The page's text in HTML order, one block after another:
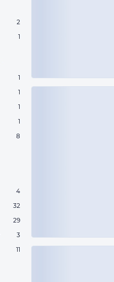
2
1
1
1
1
1
8
4
32
29
3
11